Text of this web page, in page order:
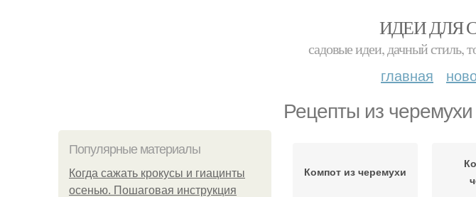
ИДЕИ ДЛЯ
садовые идеи, дачный стиль,
главная
Рецепты из черемухи
Популярные материалы
Когда сажать крокусы и гиацинты
осенью. Пошаговая инструкция
Компот из черемухи